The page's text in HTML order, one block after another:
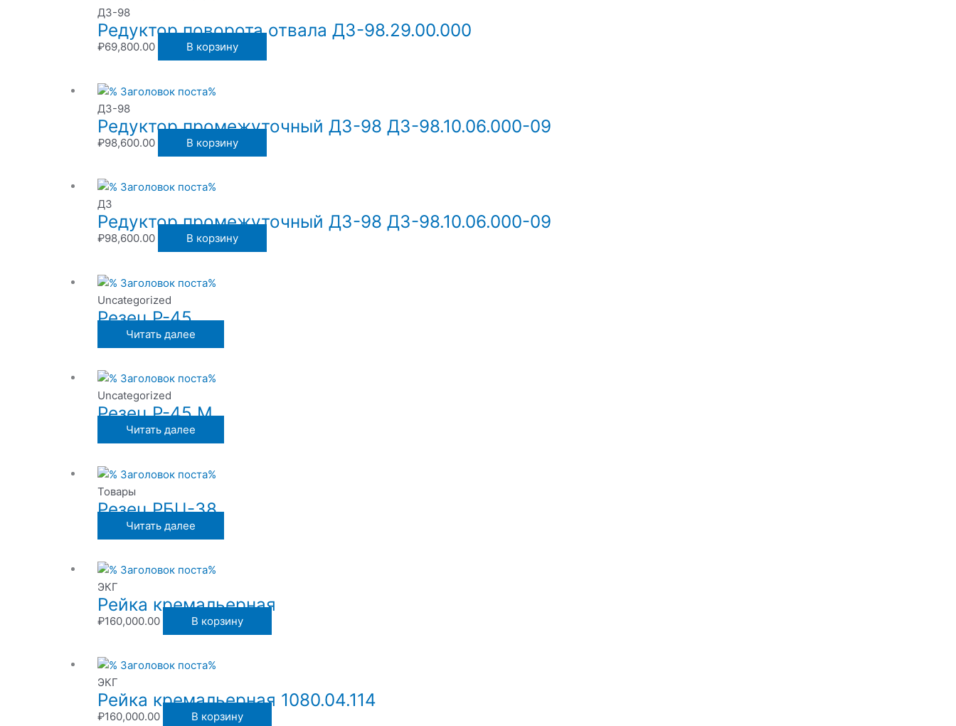
ДЗ-98
Редуктор поворота отвала ДЗ-98.29.00.000
₽69,800.00 В корзину
ДЗ-98
Редуктор промежуточный ДЗ-98 ДЗ-98.10.06.000-09
₽98,600.00 В корзину
ДЗ
Редуктор промежуточный ДЗ-98 ДЗ-98.10.06.000-09
₽98,600.00 В корзину
Uncategorized
Резец Р-45
Читать далее
Uncategorized
Резец Р-45 М
Читать далее
Товары
Резец РБЦ-38
Читать далее
ЭКГ
Рейка кремальерная
₽160,000.00 В корзину
ЭКГ
Рейка кремальерная 1080.04.114
₽160,000.00 В корзину